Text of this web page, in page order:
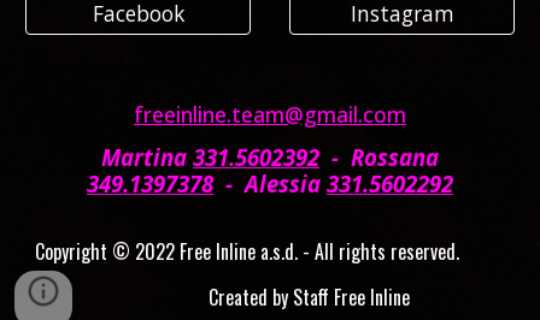
Facebook Instagram
freeinline.team@gmail.com
Martina 331.5602392 - Rossana
349.1397378-Alessia 331.5602292
Copyright © 2022 Free Inline a.s.d. - All rights reserved.
Created by Staff Free Inline